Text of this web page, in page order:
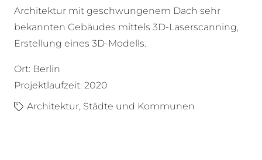
Architektur mit geschwungenem Dach sehr
bekannten Gebäudes mittels 3D-Laserscanning,
Erstellung eines 3D-Modells.
Ort: Berlin
Projektlaufzeit: 2020
Architektur, Städte und Kommunen